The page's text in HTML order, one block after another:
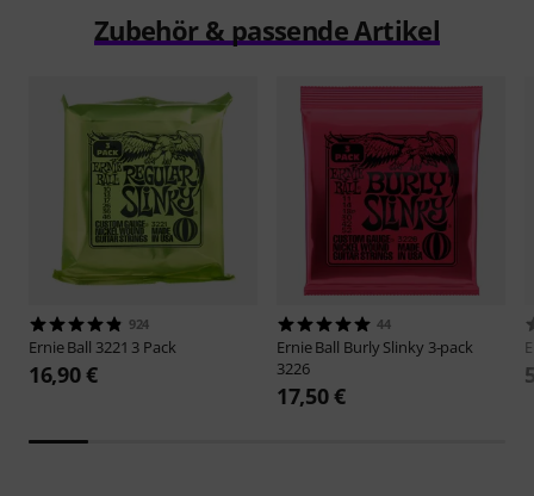
Zubehör & passende Artikel
924
Ernie Ball 3221 3 Pack
16,90 €
44
Ernie Ball Burly Slinky 3-pack
3226
17,50 €